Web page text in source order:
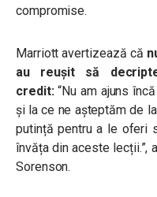
compromise.
Marriott avertizează că
au reușit să
credit:“Nu am ajuns
și la ce ne așteptăm de
putință pentru a le oferi
învăța din aceste lecții.”,
Sorenson.